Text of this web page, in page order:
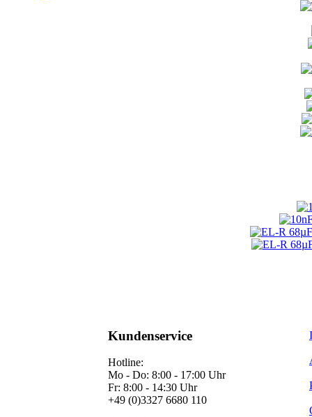
Kundenservice
Hotline:
Mo - Do: 8:00 - 17:00 Uhr
Fr: 8:00 - 14:30 Uhr
+49 (0)3327 6680 110